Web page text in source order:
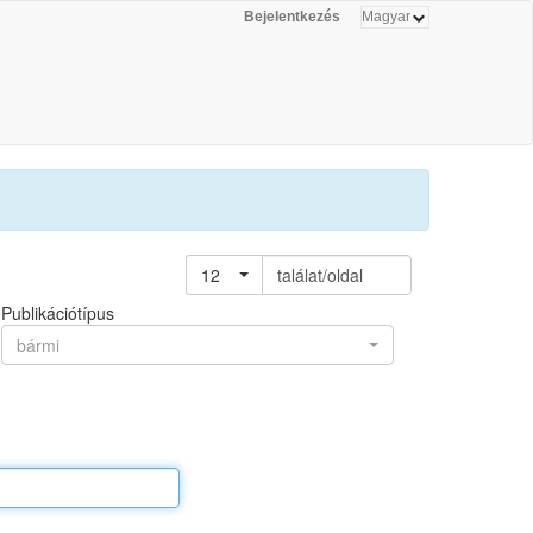
Bejelentkezés
12
találat/oldal
Publikációtípus
bármi